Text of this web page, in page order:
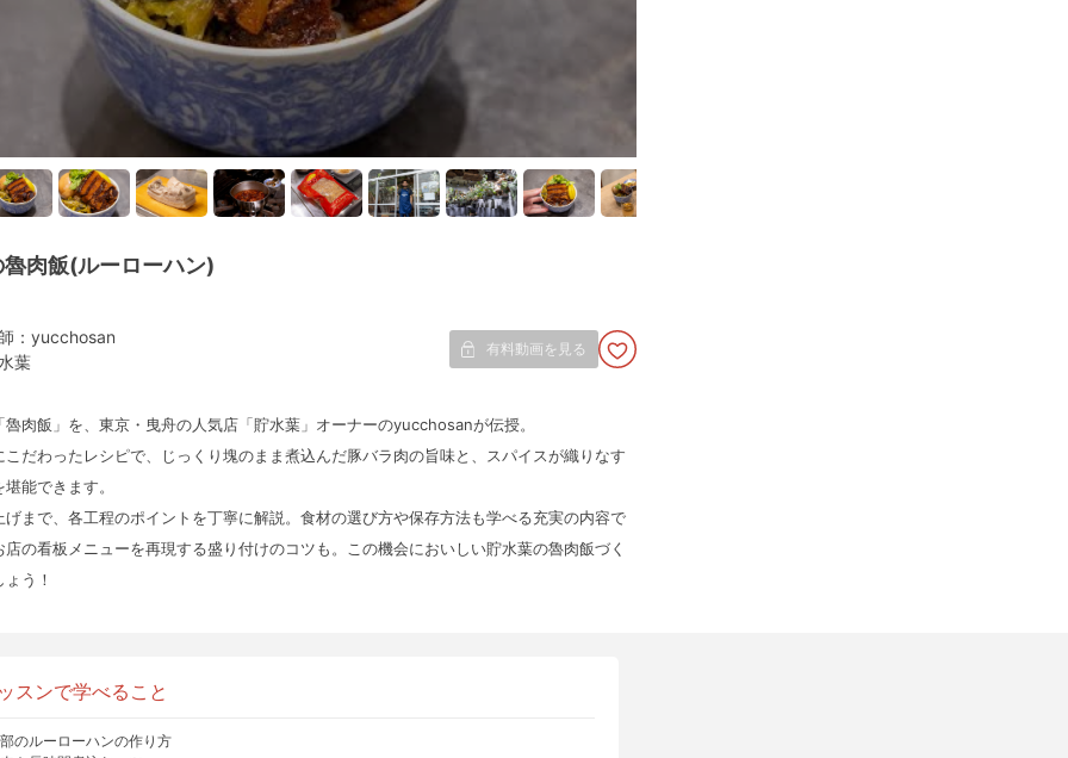
肉飯(ルーローハン)
：yucchosan
葉
有料動画を見る
肉飯」を、東京・曳舟の人気店「貯水葉」オーナーのyucchosanが伝授。
こだわったレシピで、じっくり塊のまま煮込んだ豚バラ肉の旨味と、スパイスが織りなす
能できます。
げまで、各工程のポイントを丁寧に解説。食材の選び方や保存方法も学べる充実の内容で
の看板メニューを再現する盛り付けのコツも。この機会においしい貯水葉の魯肉飯づく
う！
スンで学べること
のルーローハンの作り方